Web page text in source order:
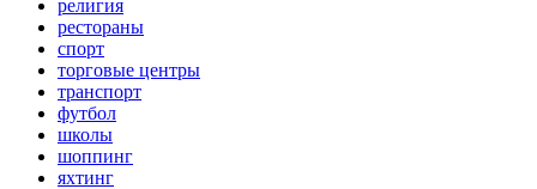
религия
рестораны
спорт
торговые центры
транспорт
футбол
школы
шоппинг
яхтинг